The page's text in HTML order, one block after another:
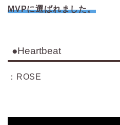
MVPに選ばれました。
●Heartbeat
：ROSE